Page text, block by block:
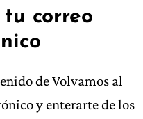
tu correo
de Volvamos al
y enterarte de los